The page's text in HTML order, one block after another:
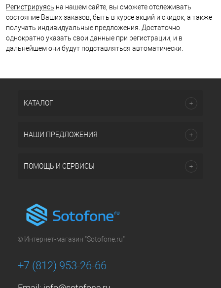
Регистрируясь на нашем сайте, вы сможете отслеживать
состояние Ваших заказов, быть в курсе акций и скидок, а также
получать индивидуальные предложения. Достаточно
однократно указать свои данные при регистрации, и в
дальнейшем они будут подставляться автоматически.
КАТАЛОГ
НАШИ ПРЕДЛОЖЕНИЯ
ПОМОЩЬ И СЕРВИСЫ
© Интернет-магазин "Sotofone.ru"
+7 (812) 953-26-66